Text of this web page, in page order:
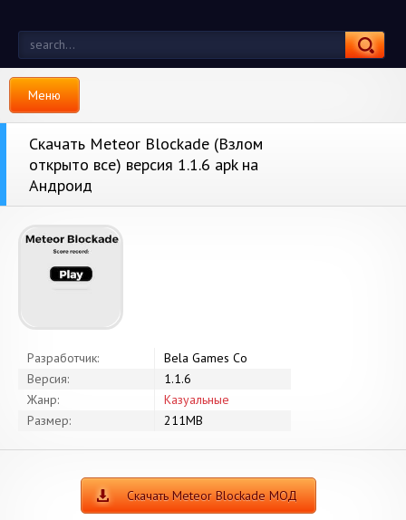
Меню
Скачать Meteor Blockade (Взлом
открыто все) версия 1.1.6 apk на
Андроид
Разработчик:
Bela Games Co
Версия:
1.1.6
Жанр:
Казуальные
Размер:
211MB
Скачать Meteor Blockade МОД